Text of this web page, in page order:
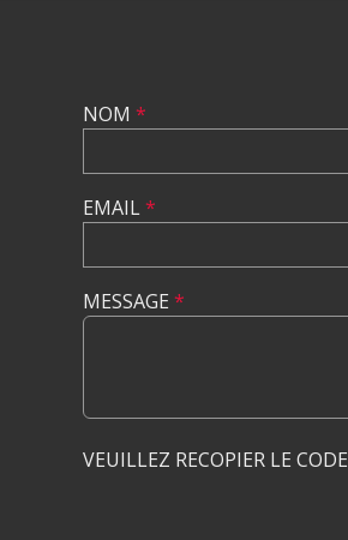
NOM *
EMAIL*
MESSAGE *
VEUILLEZ RECOPIER LE CODE